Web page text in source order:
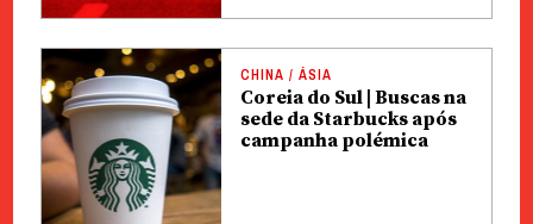
CHINA / ÁSIA
Coreia do Sul | Buscas na
sede da Starbucks após
campanha polémica